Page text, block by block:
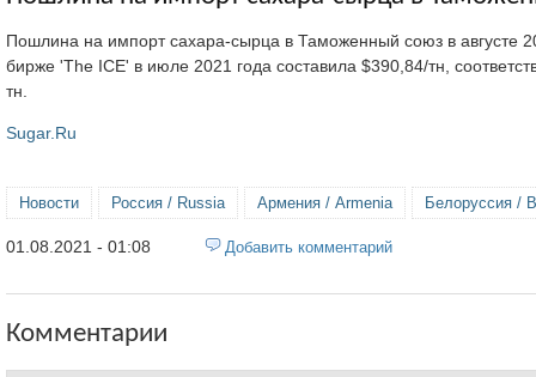
Пошлина на импорт сахара-сырца в Таможенный союз в августе
бирже 'The ICE' в июле 2021 года составила $390,84/тн,
тн.
Sugar.Ru
Новости Россия / Russia Армения / Armenia Белоруссия /
01.08.2021 - 01:08 Добавить комментарий
Комментарии